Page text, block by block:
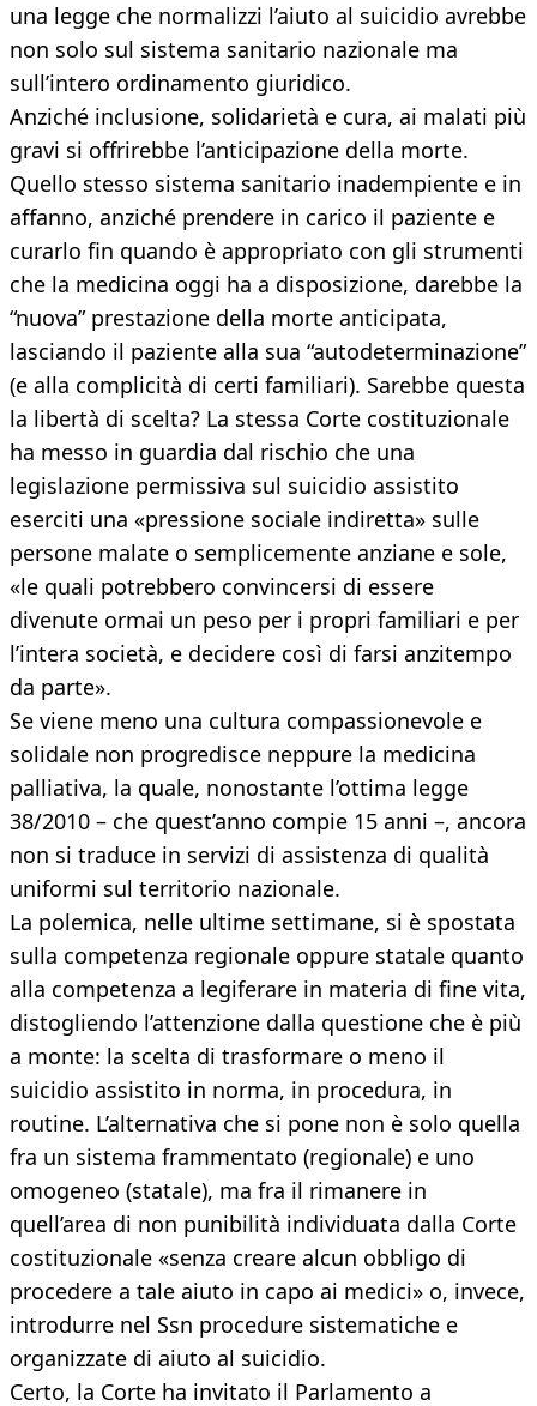
una legge che normalizzi l’aiuto al suicidio avrebbe
non solo sul sistema sanitario nazionale ma
sull’intero ordinamento giuridico.
Anziché inclusione, solidarietà e cura, ai malati più
gravi si offrirebbe l’anticipazione della morte.
Quello stesso sistema sanitario inadempiente e in
affanno, anziché prendere in carico il paziente e
curarlo fin quando è appropriato con gli strumenti
che la medicina oggi ha a disposizione, darebbe la
“nuova” prestazione della morte anticipata,
lasciando il paziente alla sua “autodeterminazione”
(e alla complicità di certi familiari). Sarebbe questa
la libertà di scelta? La stessa Corte costituzionale
ha messo in guardia dal rischio che una
legislazione permissiva sul suicidio assistito
eserciti una «pressione sociale indiretta» sulle
persone malate o semplicemente anziane e sole,
«le quali potrebbero convincersi di essere
divenute ormai un peso per i propri familiari e per
l’intera società, e decidere così di farsi anzitempo
da parte».
Se viene meno una cultura compassionevole e
solidale non progredisce neppure la medicina
palliativa, la quale, nonostante l’ottima legge
38/2010 – che quest’anno compie 15 anni –, ancora
non si traduce in servizi di assistenza di qualità
uniformi sul territorio nazionale.
La polemica, nelle ultime settimane, si è spostata
sulla competenza regionale oppure statale quanto
alla competenza a legiferare in materia di fine vita,
distogliendo l’attenzione dalla questione che è più
a monte: la scelta di trasformare o meno il
suicidio assistito in norma, in procedura, in
routine. L’alternativa che si pone non è solo quella
fra un sistema frammentato (regionale) e uno
omogeneo (statale), ma fra il rimanere in
quell’area di non punibilità individuata dalla Corte
costituzionale «senza creare alcun obbligo di
procedere a tale aiuto in capo ai medici» o, invece,
introdurre nel Ssn procedure sistematiche e
organizzate di aiuto al suicidio.
Certo, la Corte ha invitato il Parlamento a